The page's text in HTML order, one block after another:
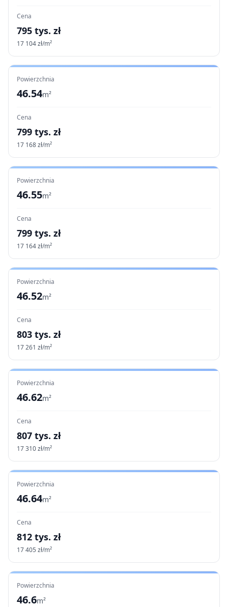
Cena
795 tys. zł
17 104zł/m²
Powierzchnia
46.54m²
Cena
799 tys. zł
17 168zł/m²
Powierzchnia
46.55m²
Cena
799 tys. zł
17 164zł/m²
Powierzchnia
46.52m²
Cena
803 tys. zł
17 261 zł/m²
Powierzchnia
46.62m²
Cena
807 tys. zł
17 310zł/m²
Powierzchnia
46.64m²
Cena
812 tys. zł
17 405 zł/m²
Powierzchnia
46.6m²